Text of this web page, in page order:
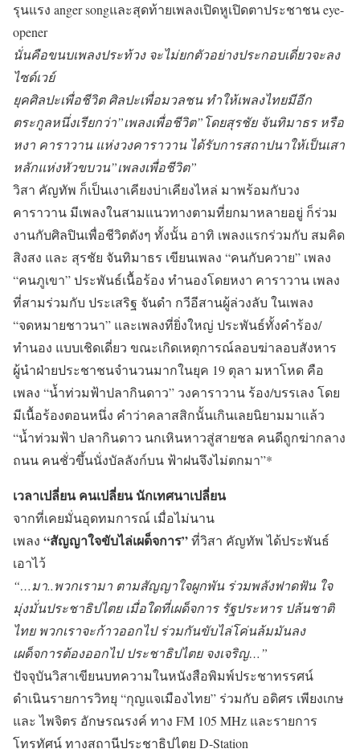
รุนแรง anger songและสุดท้ายเพลงเปิดหูเปิดตาประชาชน eye-
opener
นั่นคือขนบเพลงประท้วง จะไม่ยกตัวอย่างประกอบเดี่ยวจะลง
ไซด์เวย์
ยุคศิลปะเพื่อชีวิต ศิลปะเพื่อมวลชน ทำให้เพลงไทยมีอีก
ตระกูลหนึ่งเรียกว่า”เพลงเพื่อชีวิต”โดยสุรชัย จันทิมาธร หรือ
หงา คาราวาน แห่งวงคาราวาน ได้รับการสถาปนาให้เป็นเสา
หลักแห่งหัวขบวน”เพลงเพื่อชีวิต”
วิสา คัญทัพ ก็เป็นเงาเคียงบ่าเคียงไหล่ มาพร้อมกับวง
คาราวาน มีเพลงในสามแนวทางตามที่ยกมาหลายอยู่ ก็ร่วม
งานกับศิลปินเพื่อชีวิตดังๆ ทั้งนั้น อาทิ เพลงแรกร่วมกับ สมคิด
สิงสง และ สุรชัย จันทิมาธร เขียนเพลง “คนกับควาย” เพลง
“คนภูเขา” ประพันธ์เนื้อร้อง ทำนองโดยหงา คาราวาน เพลง
ที่สามร่วมกับ ประเสริฐ จันดำ กวีอีสานผู้ล่วงลับ ในเพลง
“จดหมายชาวนา” และเพลงที่ยิ่งใหญ่ ประพันธ์ทั้งคำร้อง/
ทำนอง แบบเชิดเดี่ยว ขณะเกิดเหตุการณ์ลอบฆ่าลอบสังหาร
ผู้นำฝ่ายประชาชนจำนวนมากในยุค 19 ตุลา มหาโหด คือ
เพลง “น้ำท่วมฟ้าปลากินดาว” วงคาราวาน ร้อง/บรรเลง โดย
มีเนื้อร้องตอนหนึ่ง คำว่าคลาสสิกนั้นเกินเลยนิยามมาแล้ว
“น้ำท่วมฟ้า ปลากินดาว นกเหินหาวสู่สายชล คนดีถูกฆ่ากลาง
ถนน คนชั่วขึ้นนั่งบัลลังก์บน ฟ้าฝนจึงไม่ตกมา”*
เวลาเปลี่ยน คนเปลี่ยน นักเทศนาเปลี่ยน
จากที่เคยมั่นอุดทมการณ์ เมื่อไม่นาน
เพลง “สัญญาใจขับไล่เผด็จการ”ที่วิสา คัญทัพ ได้ประพันธ์
เอาไว้
“…มา..พวกเรามา ตามสัญญาใจผูกพัน ร่วมพลังฟาดฟัน ใจ
มุ่งมั่นประชาธิปไตย เมื่อใดที่เผด็จการ รัฐประหาร ปล้นชาติ
ไทย พวกเราจะก้าวออกไป ร่วมกันขับไล่โค่นล้มมันลง
เผด็จการต้องออกไป ประชาธิปไตย จงเจริญ…”
ปัจจุบันวิสาเขียนบทความในหนังสือพิมพ์ประชาทรรศน์
ดำเนินรายการวิทยุ “กุญแจเมืองไทย” ร่วมกับ อดิศร เพียงเกษ
และ ไพจิตร อักษรณรงค์ ทาง FM 105 MHz และรายการ
โทรทัศน์ ทางสถานีประชาธิปไตย D-Station